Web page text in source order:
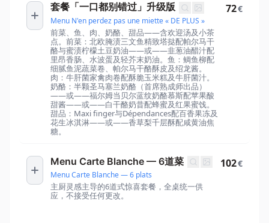
套餐「一口都别错过」升级版
Menu N'en perdez pas une miette « DE PLUS »
前菜、鱼、肉、奶酪、甜品——含欢迎汤及小茶
点。前菜：北欧腌渍三文鱼精致塔挞配帕尔马干
酪与蜜渍柠檬土豆奶油——或——韭葱油醋汁配
里昂香肠、水波蛋及轻芥末奶油。鱼：鲷鱼柳配
细腻鱼泥蔬菜卷、帕尔马干酪酥皮及绍龙酱。
肉：牛肝菌家禽肉卷配酥脆玉米糕及牛肝菌汁。
奶酪：半颗圣马塞兰奶酪（首席熟成师出品）
——或——福尔姆当贝尔蓝纹奶酪慕斯配苹果酸
甜酱——或——白干酪奶昔配蜂蜜及红果蜜饯。
甜品：Maxi finger与Dépendances配百香果冻及
花生冰淇淋——或——香草梨千层酥配咸黄油焦
糖。
72€
Menu Carte Blanche — 6道菜
Menu Carte Blanche — 6 plats
主厨灵感主导的6道式惊喜套餐，全桌统一供
应，不接受任何更改。
102€